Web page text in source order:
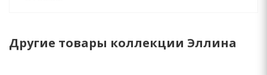
Другие товары коллекции Эллина